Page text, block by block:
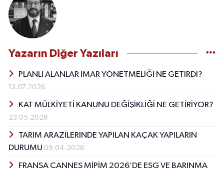
Yazarın Diğer Yazıları
PLANLI ALANLAR İMAR YÖNETMELİĞİ NE GETİRDİ?
13.07.2026
KAT MÜLKİYETİ KANUNU DEĞİŞİKLİĞİ NE GETİRİYOR?
23.05.2026
TARIM ARAZİLERİNDE YAPILAN KAÇAK YAPILARIN
DURUMU 09.04.2026
FRANSA CANNES MİPİM 2026’DE ESG VE BARINMA